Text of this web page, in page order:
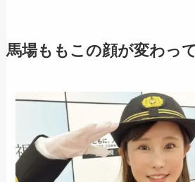
馬場ももこの顔が変わっ